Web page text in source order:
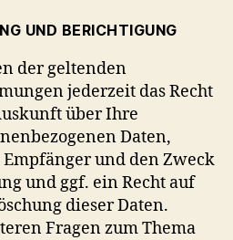
UND BERICHTIGUNG
der geltenden
jederzeit das Recht
über Ihre
Daten,
und den Zweck
und ggf. ein Recht auf
dieser Daten.
Fragen zum Thema